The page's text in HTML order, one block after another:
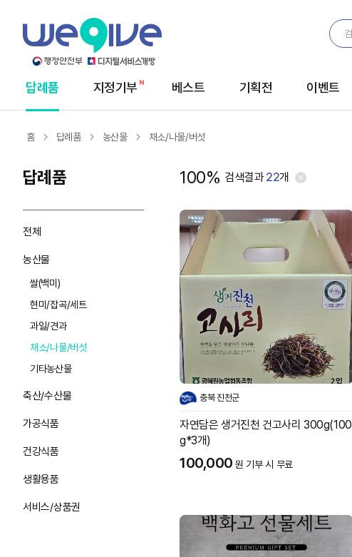
메
답례품 지정기부 베스트 기획전 이벤트
답례품
전체
농산물
쌀(백미)
현미/잡곡/세트
과일/견과
채소/나물/버섯
기타농산물
축산/수산물
가공식품
건강식품
생활용품
서비스/상품권
홈 답례품 농산물 채소/나물/버섯
100% 검색결과22개
충북 진천군
자연담은 생거진천 건고사리 300g(100
g*3개)
100,000 원 기부 시 무료